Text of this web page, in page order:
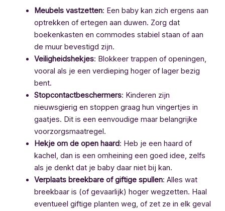
Meubels vastzetten: Een baby kan zich ergens aan
optrekken of ertegen aan duwen. Zorg dat
boekenkasten en commodes stabiel staan of aan
de muur bevestigd zijn.
Veiligheidshekjes: Blokkeer trappen of openingen,
vooral als je een verdieping hoger of lager bezig
bent.
Stopcontactbeschermers: Kinderen zijn
nieuwsgierig en stoppen graag hun vingertjes in
gaatjes. Dit is een eenvoudige maar belangrijke
voorzorgsmaatregel.
Hekje om de open haard: Heb je een haard of
kachel, dan is een omheining een goed idee, zelfs
als je denkt dat je baby daar niet bij kan.
Verplaats breekbare of giftige spullen: Alles wat
breekbaar is (of gevaarlijk) hoger wegzetten. Haal
eventueel giftige planten weg, of zet ze in elk geval